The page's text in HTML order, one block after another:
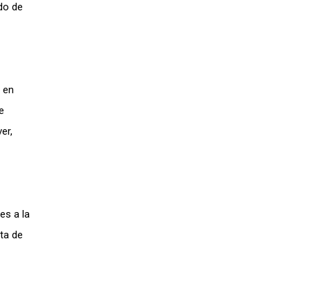
de
a la
de